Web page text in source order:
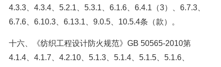
4.3.3、4.3.4、5.2.1、5.3.1、6.1.6、6.4.1（3）、6.7.3、
6.7.6、6.10.3、6.13.1、9.0.5、10.5.4条（款）。
十六、《纺织工程设计防火规范》GB 50565-2010第
4.1.4、4.1.7、4.2.10、5.1.3、5.1.4、5.1.5、5.1.6、